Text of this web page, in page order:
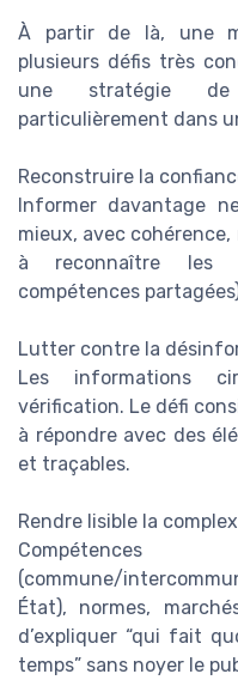
À partir de là, une
plusieurs défis très
une stratégie de
particulièrement dans
Reconstruire la
Informer davantage
mieux, avec
à reconnaître les
compétences
Lutter contre la
Les informations
vérification. Le défi
à répondre avec des
et traçables.
Rendre lisible la
(commune/
État), normes,
d’expliquer “qui fait
temps” sans noyer le